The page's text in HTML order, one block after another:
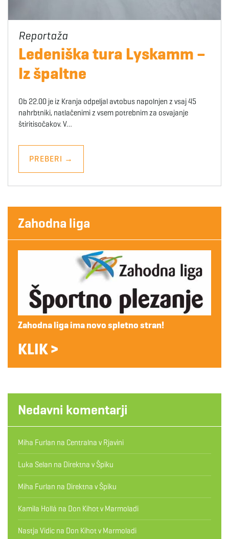
Ledeniška tura Lyskamm –
Iz špaltne
Ob 22.00 je iz Kranja odpeljal avtobus napolnjen z vsaj 45
nahrbtniki, natlačenimi z vsem potrebnim za osvajanje
štiritisočakov. V…
PREBERI →
Zahodna liga
Zahodna liga ima novo spletno stran!
KLIK >
Nedavni komentarji
Miha Furlan na Centralna v Rjavini
Luka Selan na Direktna v Špiku
Miha Furlan na Direktna v Špiku
Kamila Hollá na Don Kihot v Marmoladi
Nastja Vidic na Don Kihot v Marmoladi